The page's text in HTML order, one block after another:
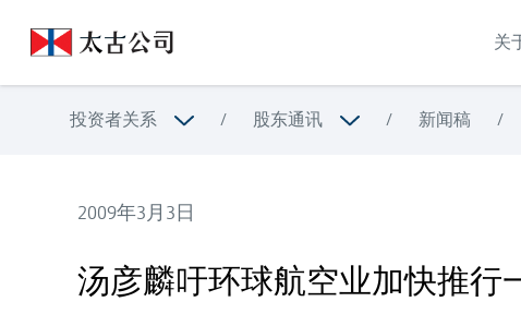
关
投资者关系 / 股东通讯 / 新闻稿 /
2009年3月3日
汤彦麟吁环球航空业加快推行